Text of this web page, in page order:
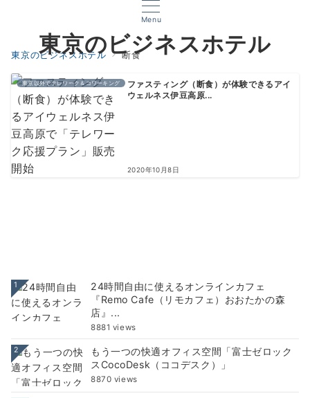
Menu
東京のビジネスホテル
東京のビジネスホテル 断食
東京以外でテレワーク＆コワーキング
ファスティング（断食）が体験できるアイ
ウェルネス伊豆高原...
2020年10月8日
1
24時間自由に使えるオンラインカフェ
『Remo Cafe（リモカフェ）おおたかの森
店』...
8881 views
2
もう一つの快適オフィス空間「富士ゼロック
スCocoDesk（ココデスク）」
8870 views